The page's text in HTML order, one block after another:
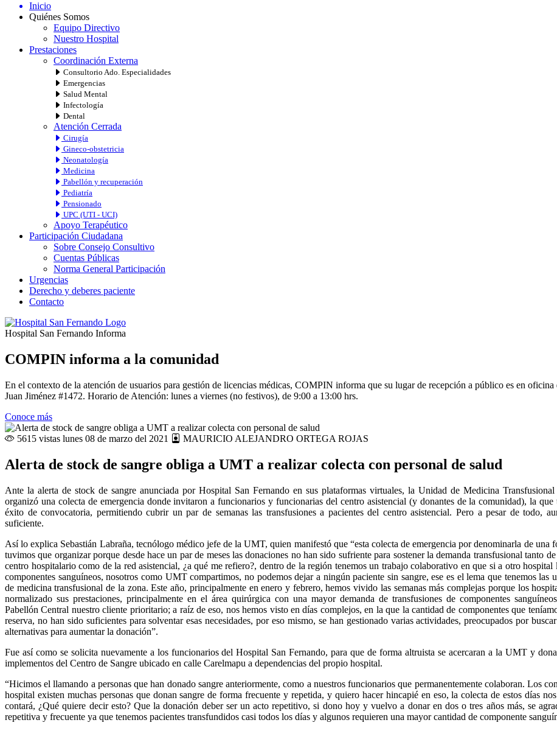
Inicio
Quiénes Somos
Equipo Directivo
Nuestro Hospital
Prestaciones
Coordinación Externa
Consultorio Ado. Especialidades
Emergencias
Salud Mental
Infectología
Dental
Atención Cerrada
Cirugía
Gineco-obstetricia
Neonatología
Medicina
Pabellón y recuperación
Pediatría
Pensionado
UPC (UTI - UCI)
Apoyo Terapéutico
Participación Ciudadana
Sobre Consejo Consultivo
Cuentas Públicas
Norma General Participación
Urgencias
Derecho y deberes paciente
Contacto
Hospital San Fernando Informa
COMPIN informa a la comunidad
En el contexto de la atención de usuarios para gestión de licencias médicas, COMPIN informa que su lugar de recepción a público es en
Juan Jiménez #1472. Horario de Atención: lunes a viernes (no festivos), de 9:00 a 13:00 hrs.
Conoce más
5615 vistas lunes 08 de marzo del 2021 MAURICIO ALEJANDRO ORTEGA ROJAS
Alerta de stock de sangre obliga a UMT a realizar colecta con personal de salud
Ante la alerta de stock de sangre anunciada por Hospital San Fernando en sus plataformas virtuales, la Unidad de Medicina
organizó una colecta de emergencia donde invitaron a funcionarios y funcionarias del centro asistencial (y donantes de la comunidad), la que
éxito de convocatoria, permitiendo cubrir un par de semanas las transfusiones a pacientes del centro asistencial. Pero a pesar de todo,
suficiente.
Así lo explica Sebastián Labraña, tecnólogo médico jefe de la UMT, quien manifestó que “esta colecta de emergencia por denominarla de una
tuvimos que organizar porque desde hace un par de meses las donaciones no han sido sufriente para sostener la demanda transfusional tanto
centro hospitalario como de la red asistencial, ¿a qué me refiero?, dentro de la región tenemos un trabajo colaborativo en que si a otro hospital
componentes sanguíneos, nosotros como UMT compartimos, no podemos dejar a ningún paciente sin sangre, ese es el lema que tenemos las
de medicina transfusional de la zona. Este año, principalmente en enero y febrero, hemos vivido las semanas más complejas porque los
normalizado sus prestaciones, principalmente en el área quirúrgica con una mayor demanda de transfusiones de componentes
Pabellón Central nuestro cliente prioritario; a raíz de eso, nos hemos visto en días complejos, en la que la cantidad de componentes que
reserva, no han sido suficientes para solventar esas necesidades, por eso mismo, se han gestionado varias actividades, preocupados por
alternativas para aumentar la donación”.
Fue así como se solicita nuevamente a los funcionarios del Hospital San Fernando, para que de forma altruista se acercaran a la UMT y
implementos del Centro de Sangre ubicado en calle Carelmapu a dependencias del propio hospital.
“Hicimos el llamando a personas que han donado sangre anteriormente, como a nuestros funcionarios que permanentemente colaboran. Los
hospital existen muchas personas que donan sangre de forma frecuente y repetida, y quiero hacer hincapié en eso, la colecta de estos días
contará, ¿Qué quiere decir esto? Que la donación deber ser un acto repetitivo, si dono hoy y vuelvo a donar en dos o tres años más, se
repetitiva y frecuente ya que tenemos pacientes transfundidos casi todos los días y algunos requieren una mayor cantidad de componente